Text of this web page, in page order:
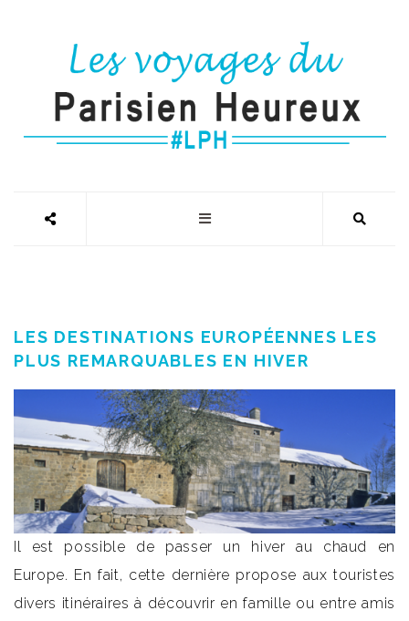
LES DESTINATIONS EUROPÉENNES LES
PLUS REMARQUABLES EN HIVER
Il est possible de passer un hiver au chaud en
Europe. En fait, cette dernière propose aux touristes
divers itinéraires à découvrir en famille ou entre amis